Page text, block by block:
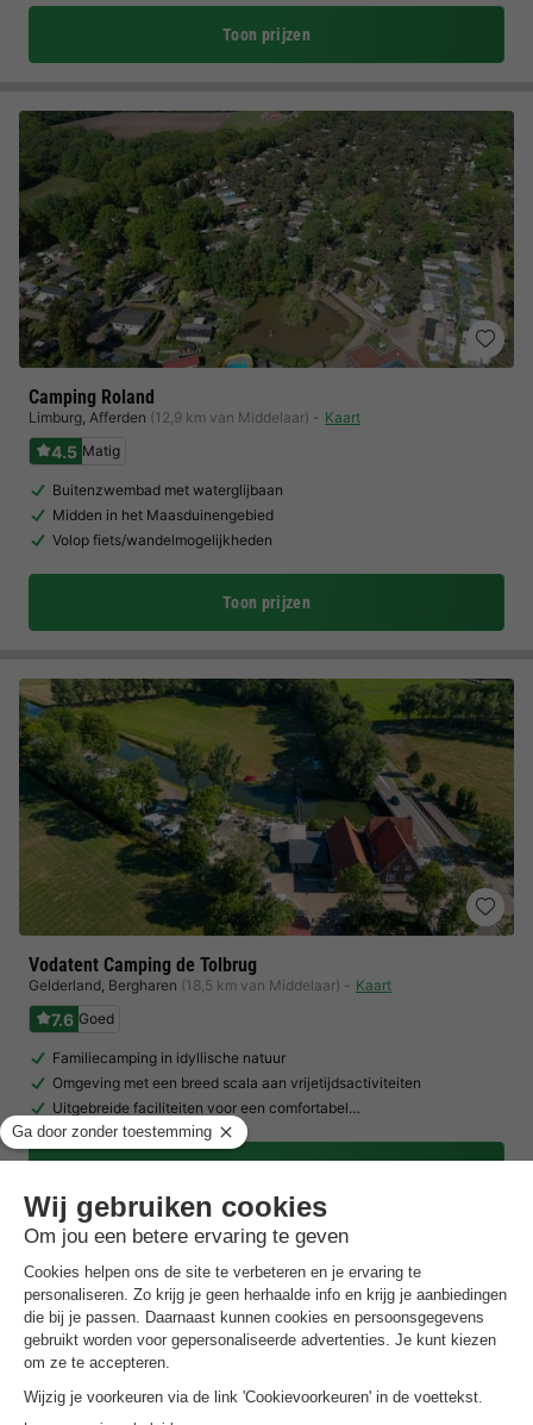
Toon prijzen
Camping Roland
Limburg, Afferden (12,9 km van Middelaar) Kaart
4.5 Matig
Buitenzwembad met waterglijbaan
Midden in het Maasduinengebied
Volop fiets/wandelmogelijkheden
Toon prijzen
Vodatent Camping de Tolbrug
Gelderland, Bergharen (18,5 km van Middelaar) Kaart
7.6 Goed
Familiecamping in idyllische natuur
Omgeving met een breed scala aan vrijetijdsactiviteiten
Uitgebreide faciliteiten voor een comfortabel…